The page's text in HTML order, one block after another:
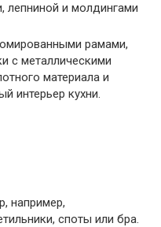
и молдингами
рамами,
с металлическими
материала и
интерьер кухни.
например,
споты или бра.